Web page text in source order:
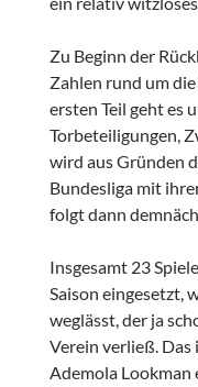
Zu Beginn der
Zahlen rund um
ersten Teil geht es
Torbeteiligungen,
wird aus Gründen
Bundesliga mit
folgt dann
Insgesamt 23
Saison eingesetzt,
weglässt, der ja
Verein verließ.
Ademola Lookman